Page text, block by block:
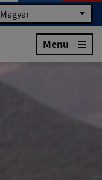
Magyar
Menu